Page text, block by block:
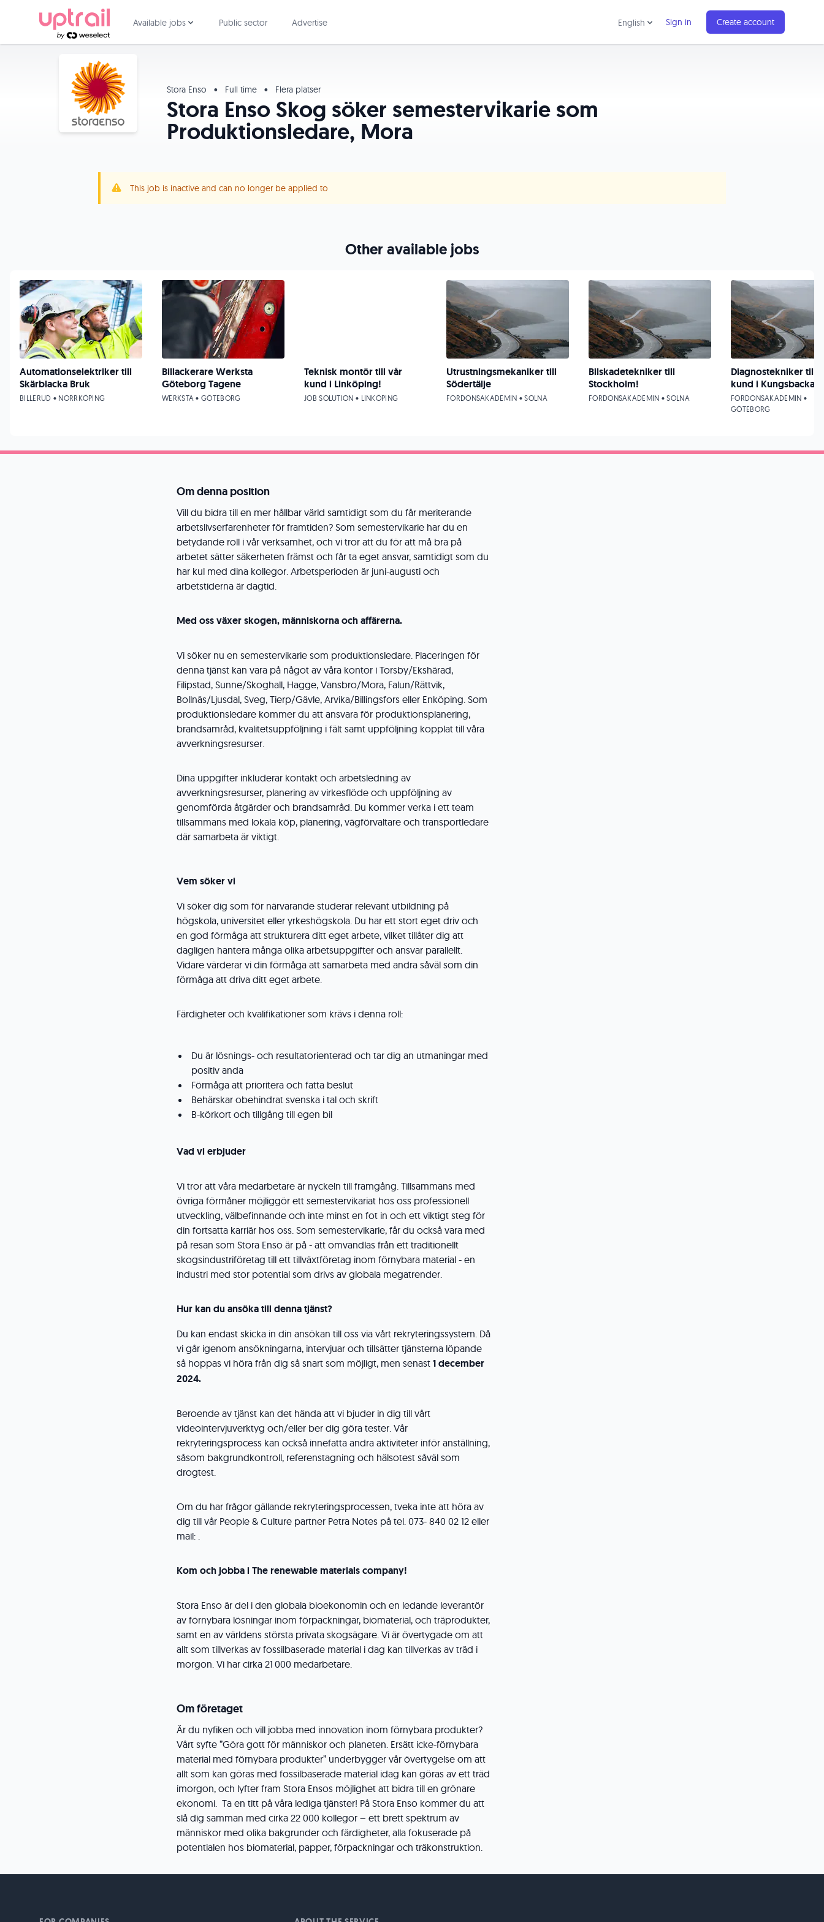
Available jobs Public sector Advertise English Sign in Create account
Stora Enso • Full time • Flera platser
Stora Enso Skog söker semestervikarie som
Produktionsledare, Mora
This job is inactive and can no longer be applied to
Om denna position
Vill du bidra till en mer hållbar värld samtidigt som du får meriterande
arbetslivserfarenheter för framtiden? Som semestervikarie har du en
betydande roll i vår verksamhet, och vi tror att du för att må bra på
arbetet sätter säkerheten främst och får ta eget ansvar, samtidigt som du
har kul med dina kollegor. Arbetsperioden är juni-augusti och
arbetstiderna är dagtid.
Med oss växer skogen, människorna och affärerna.
Vi söker nu en semestervikarie som produktionsledare. Placeringen för
denna tjänst kan vara på något av våra kontor i Torsby/Ekshärad,
Filipstad, Sunne/Skoghall, Hagge, Vansbro/Mora, Falun/Rättvik,
Bollnäs/Ljusdal, Sveg, Tierp/Gävle, Arvika/Billingsfors eller Enköping. Som
produktionsledare kommer du att ansvara för produktionsplanering,
brandsamråd, kvalitetsuppföljning i fält samt uppföljning kopplat till våra
avverkningsresurser.
Dina uppgifter inkluderar kontakt och arbetsledning av
avverkningsresurser, planering av virkesflöde och uppföljning av
genomförda åtgärder och brandsamråd. Du kommer verka i ett team
tillsammans med lokala köp, planering, vägförvaltare och transportledare
där samarbeta är viktigt.
Vem söker vi
Vi söker dig som för närvarande studerar relevant utbildning på
högskola, universitet eller yrkeshögskola. Du har ett stort eget driv och
en god förmåga att strukturera ditt eget arbete, vilket tillåter dig att
dagligen hantera många olika arbetsuppgifter och ansvar parallellt.
Vidare värderar vi din förmåga att samarbeta med andra såväl som din
förmåga att driva ditt eget arbete.
Färdigheter och kvalifikationer som krävs i denna roll:
Du är lösnings- och resultatorienterad och tar dig an utmaningar med
positiv anda
Förmåga att prioritera och fatta beslut
Behärskar obehindrat svenska i tal och skrift
B-körkort och tillgång till egen bil
Vad vi erbjuder
Vi tror att våra medarbetare är nyckeln till framgång. Tillsammans med
övriga förmåner möjliggör ett semestervikariat hos oss professionell
utveckling, välbefinnande och inte minst en fot in och ett viktigt steg för
din fortsatta karriär hos oss. Som semestervikarie, får du också vara med
på resan som Stora Enso är på - att omvandlas från ett traditionellt
skogsindustriföretag till ett tillväxtföretag inom förnybara material - en
industri med stor potential som drivs av globala megatrender.
Hur kan du ansöka till denna tjänst?
Du kan endast skicka in din ansökan till oss via vårt rekryteringssystem. Då
vi går igenom ansökningarna, intervjuar och tillsätter tjänsterna löpande
så hoppas vi höra från dig så snart som möjligt, men senast 1 december
2024.
Beroende av tjänst kan det hända att vi bjuder in dig till vårt
videointervjuverktyg och/eller ber dig göra tester. Vår
rekryteringsprocess kan också innefatta andra aktiviteter inför anställning,
såsom bakgrundkontroll, referenstagning och hälsotest såväl som
drogtest.
Om du har frågor gällande rekryteringsprocessen, tveka inte att höra av
dig till vår People & Culture partner Petra Notes på tel. 073- 840 02 12 eller
mail: .
Kom och jobba i Therenewablematerialscompany!
Stora Enso är del i den globala bioekonomin och en ledande leverantör
av förnybara lösningar inom förpackningar, biomaterial, och träprodukter,
samt en av världens största privata skogsägare. Vi är övertygade om att
allt som tillverkas av fossilbaserade material i dag kan tillverkas av träd i
morgon. Vi har cirka 21 000 medarbetare.
Om företaget
Är du nyfiken och vill jobba med innovation inom förnybara produkter?
Vårt syfte ”Göra gott för människor och planeten. Ersätt icke-förnybara
material med förnybara produkter” underbygger vår övertygelse om att
allt som kan göras med fossilbaserade material idag kan göras av ett träd
imorgon, och lyfter fram Stora Ensos möjlighet att bidra till en grönare
ekonomi. Ta en titt på våra lediga tjänster! På Stora Enso kommer du att
slå dig samman med cirka 22 000 kollegor – ett brett spektrum av
människor med olika bakgrunder och färdigheter, alla fokuserade på
potentialen hos biomaterial, papper, förpackningar och träkonstruktion.
Other available jobs
Automationselektriker till
Skärblacka Bruk
BILLERUD • NORRKÖPING
Billackerare Werksta
Göteborg Tagene
WERKSTA • GÖTEBORG
Teknisk montör till vår
kund i Linköping!
JOB SOLUTION • LINKÖPING
Utrustningsmekaniker till
Södertälje
FORDONSAKADEMIN • SOLNA
Bilskadetekniker till
Stockholm!
FORDONSAKADEMIN • SOLNA
Diagnostekniker till
kund i Kungsbacka
FORDONSAKADEMIN •
GÖTEBORG